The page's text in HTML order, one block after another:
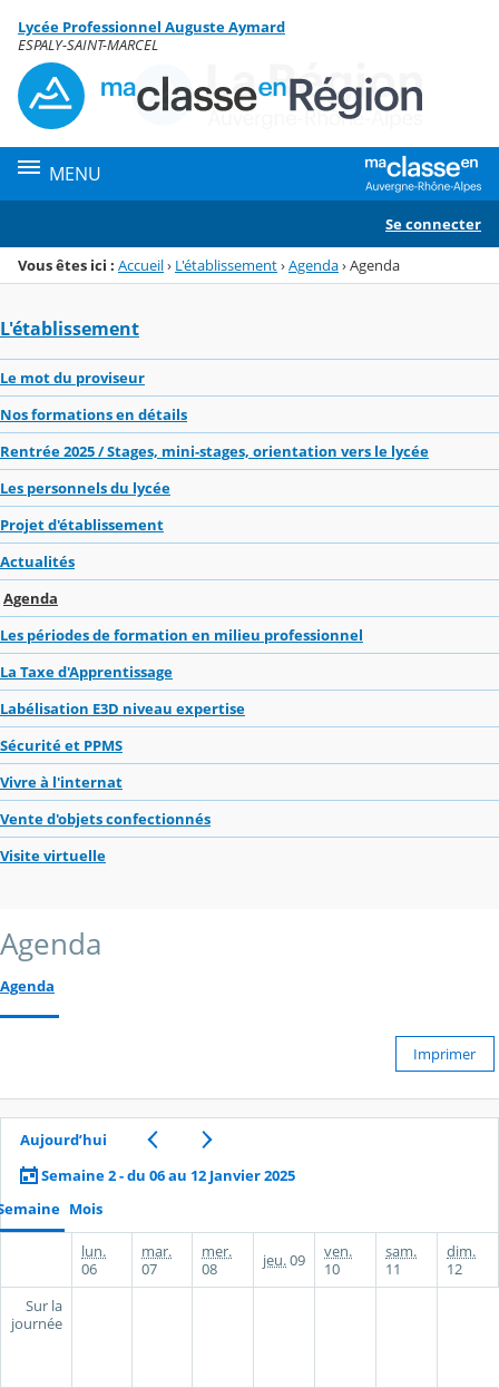
Menu de la rubrique
Contenu
Lycée Professionnel Auguste Aymard
ESPALY-SAINT-MARCEL
MENU
Se connecter
Vous êtes ici : Accueil› L'établissement›Agenda›Agenda
L'établissement
Le mot du proviseur
Nos formations en détails
Rentrée 2025 / Stages, mini-stages, orientation vers le lycée
Les personnels du lycée
Projet d'établissement
Actualités
Agenda
Les périodes de formation en milieu professionnel
La Taxe d'Apprentissage
Labélisation E3D niveau expertise
Sécurité et PPMS
Vivre à l'internat
Vente d'objets confectionnés
Visite virtuelle
Agenda
Agenda
Imprimer
Aujourd’hui
Semaine 2 - du 06 au 12 Janvier 2025
Mois
lun.
06
mar.
07
mer.
08
jeu.09
ven.
10
sam.
11
dim.
12
Sur la
journée